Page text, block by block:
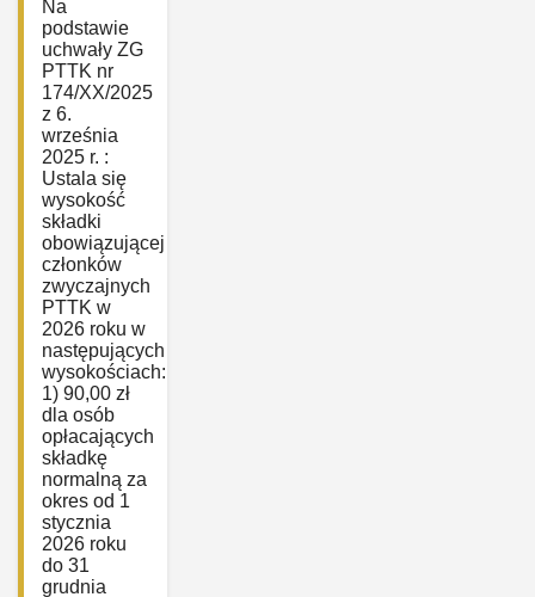
Na
podstawie
uchwały ZG
PTTK nr
174/XX/2025
z 6.
września
2025 r. :
Ustala się
wysokość
składki
obowiązującej
członków
zwyczajnych
PTTK w
2026 roku w
następujących
wysokościach:
1) 90,00 zł
dla osób
opłacających
składkę
normalną za
okres od 1
stycznia
2026 roku
do 31
grudnia